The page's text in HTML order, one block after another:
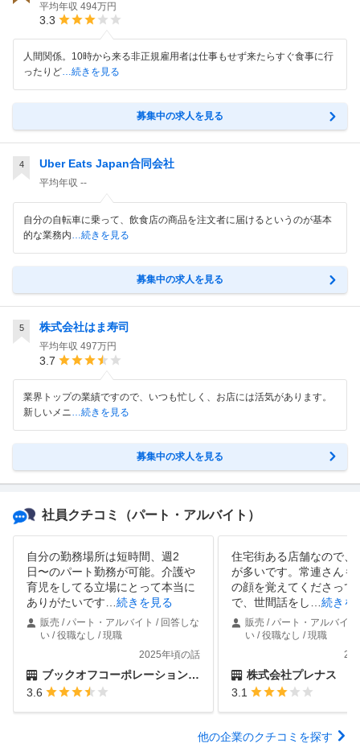
平均年収 494万円
3.3
人間関係。10時から来る非正規雇用者は仕事もせず来たらすぐ食事に行
ったりど…続きを見る
募集中の求人を見る
4 Uber Eats Japan合同会社
平均年収 --
自分の自転車に乗って、飲食店の商品を注文者に届けるというのが基本
的な業務内…続きを見る
募集中の求人を見る
5 株式会社はま寿司
平均年収 497万円
3.7
業界トップの業績ですので、いつも忙しく、お店には活気があります。
新しいメニ
…続きを見る
募集中の求人を見る
社員クチコミ （パート・アルバイト）
自分の勤務場所は短時間、週2
日〜のパート勤務が可能。介護や
育児をしてる立場にとって本当に
ありがたいです
続きを見る
販売 / パート・アルバイト / 回答しな
い / 役職なし / 現職
2025年頃の話
ブックオフコーポレーション株式会社
3.6
住宅街ある店舗なので、
が多いです。常連さんも
の顔を覚えてくださって
で、世間話をし
続きを
販売 / パート・アルバイ
い / 役職なし / 現職
株式会社プレナス
3.1
他の企業のクチコミを探す